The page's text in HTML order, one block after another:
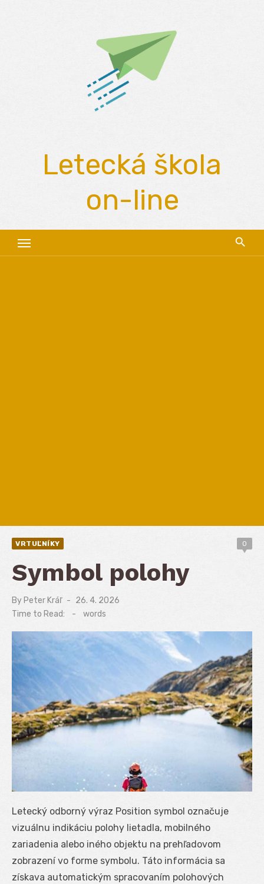
Letecká škola
on-line
VRTUĽNÍKY 0
Symbol polohy
By Peter Kráľ
Posted
on
26. 4. 2026
Time to Read:
- words
Letecký odborný výraz Position symbol označuje
vizuálnu indikáciu polohy lietadla, mobilného
zariadenia alebo iného objektu na prehľadovom
zobrazení vo forme symbolu. Táto informácia sa
získava automatickým spracovaním polohových